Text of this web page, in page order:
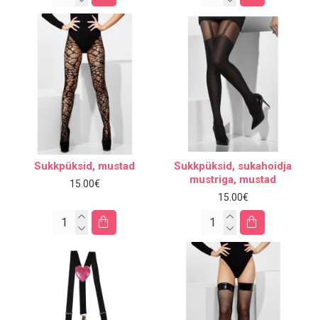
Sukkpüksid, mustad
15.00€
Sukkpüksid, sukahoidja
mustriga, mustad
15.00€